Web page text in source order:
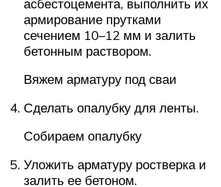
асбестоцемента, выполнить их
армирование прутками
сечением 10–12 мм и залить
бетонным раствором.
Вяжем арматуру под сваи
Сделать опалубку для ленты.
Собираем опалубку
Уложить арматуру ростверка и
залить ее бетоном.